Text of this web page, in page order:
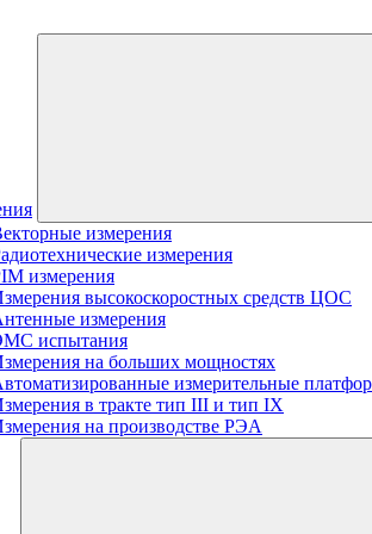
измерения
измерения
измерения
высокоскоростных средств ЦОС
измерения
испытания
на больших мощностях
измерительные
в тракте тип III и тип IX
на производстве РЭА